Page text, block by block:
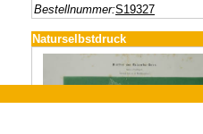
Bestellnummer:S19327
Naturselbstdruck